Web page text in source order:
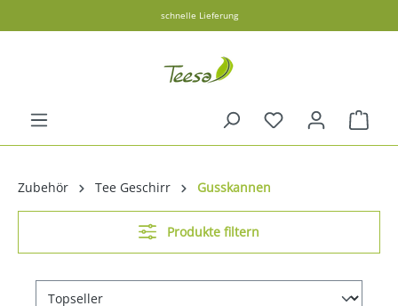
schnelle Lieferung
Zubehör Tee Geschirr Gusskannen
Produkte filtern